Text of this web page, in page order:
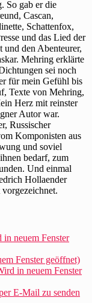
So gab er die
Cascan,
Schattenfox,
und das Lied der
den Abenteurer,
Mehring erklärte
sei noch
für mein Gefühl bis
Texte von Mehring,
Herz mit reinster
Autor war.
Russischer
Komponisten aus
und soviel
bedarf, zum
Und einmal
Hollaender
neuem Fenster
Fenster geöffnet)
in neuem Fenster
E-Mail zu senden